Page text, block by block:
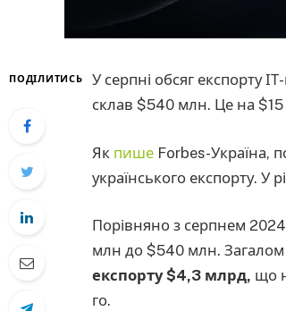
ПОДІЛИТИСЬ
У серпні обсяг експорту
склав $540 млн. Це на
Як пише Forbes-Україна,
українського експорту. У
Порівняно з серпнем
млн до $540 млн. Загалом
експорту $4,3 млрд, що
го.